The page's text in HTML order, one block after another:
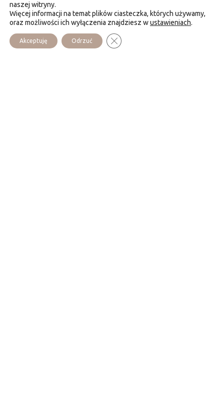
Elle y propose de nombreux week-ends spirituels, des
retraites, des temps de formation pour les groupes de
prière. Des missions ponctuelles d’évangélisation, etc. Un
dispensaire et un beau chemin de croix attirent bien des
naszej witryny.
Więcej informacji na temat plików ciasteczka, których używamy,
oraz możliwości ich wyłączenia znajdziesz wustawieniach.
Akceptuję Odrzuć Zamknij panel powiadomień o